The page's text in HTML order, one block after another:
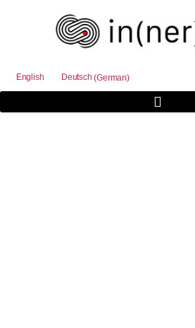
English Deutsch (German)